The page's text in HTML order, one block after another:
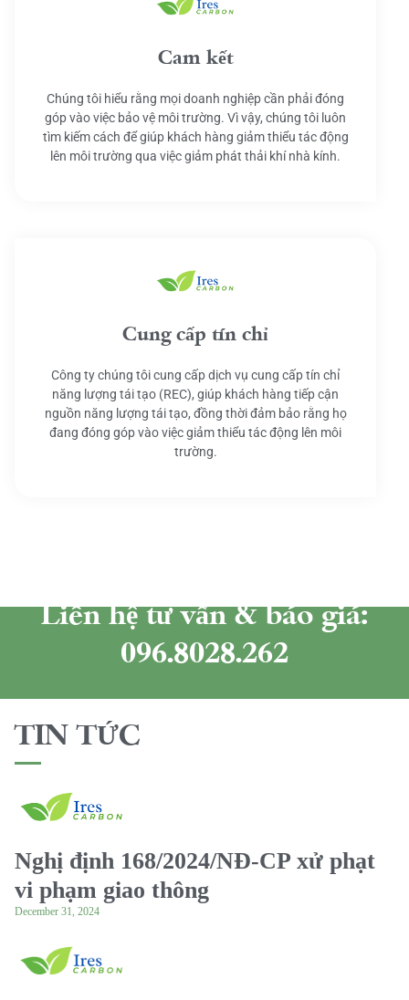
Cam kết
Chúng tôi hiểu rằng mọi doanh nghiệp cần phải đóng
góp vào việc bảo vệ môi trường. Vì vậy, chúng tôi luôn
tìm kiếm cách để giúp khách hàng giảm thiểu tác động
lên môi trường qua việc giảm phát thải khí nhà kính.
Cung cấp tín chỉ
Công ty chúng tôi cung cấp dịch vụ cung cấp tín chỉ
năng lượng tái tạo (REC), giúp khách hàng tiếp cận
nguồn năng lượng tái tạo, đồng thời đảm bảo rằng họ
đang đóng góp vào việc giảm thiểu tác động lên môi
trường.
Liên hệ tư vấn & báo giá:
096.8028.262
TIN TỨC
Nghị định 168/2024/NĐ-CP xử phạt
vi phạm giao thông
December 31, 2024